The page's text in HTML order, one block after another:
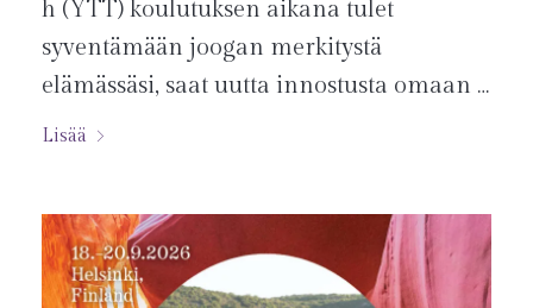
h (YTT) koulutuksen aikana tulet
syventämään joogan merkitystä
elämässäsi, saat uutta innostusta omaan …
Lisää